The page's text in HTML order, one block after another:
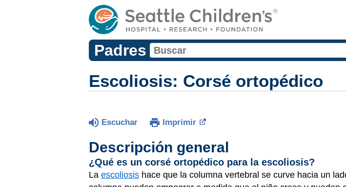
Padres
Escoliosis: Corsé ortopédico
Escuchar Imprimir
Descripción general
¿Qué es un corsé ortopédico para la escoliosis?
La escoliosis hace que la columna vertebral se curve hacia un